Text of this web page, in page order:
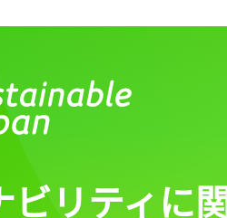
ビリティに